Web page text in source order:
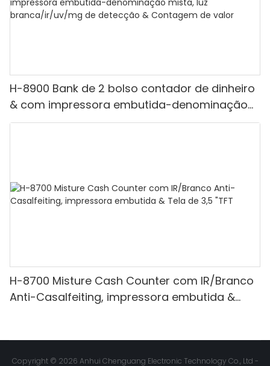
H-8900 Bank de 2 bolso contador de dinheiro
& com impressora embutida-denominação
mista, luz branca/ir/uv/mg de detecção &
H-8700 Misture Cash Counter com IR/Branco
Anti-Casalfeiting, impressora embutida &
Copyright © 2026 Anhui Chenguang Electronic Technology Co., Ltd -